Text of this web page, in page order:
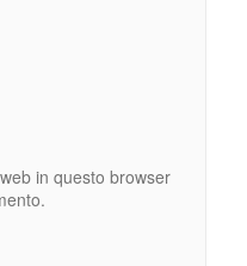
in questo browser